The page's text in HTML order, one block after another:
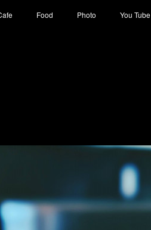
Food Photo You Tube